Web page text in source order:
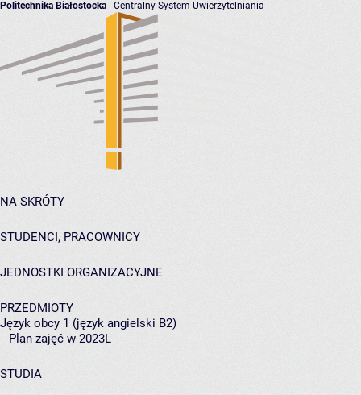
Politechnika Białostocka - Centralny System Uwierzytelniania
NA SKRÓTY
STUDENCI, PRACOWNICY
JEDNOSTKI ORGANIZACYJNE
PRZEDMIOTY
Język obcy 1 (język angielski B2)
Plan zajęć w 2023L
STUDIA